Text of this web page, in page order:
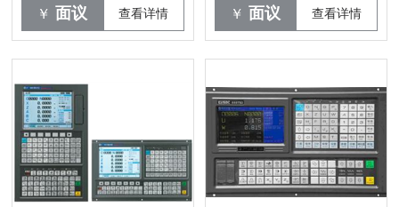
￥ 面议 查看详情 ￥ 面议 查看详情